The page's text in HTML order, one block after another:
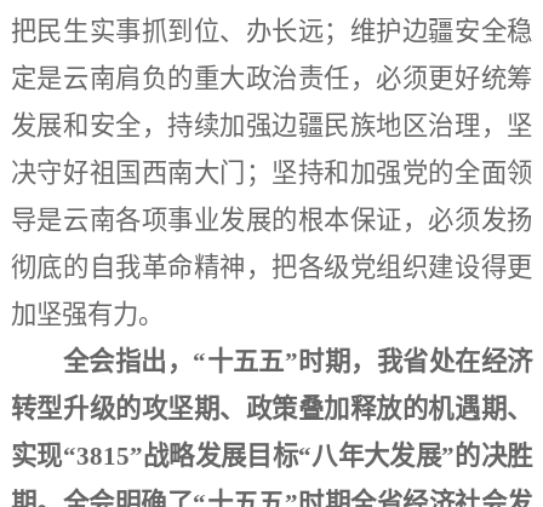
把民生实事抓到位、办长远；维护边疆安全稳
定是云南肩负的重大政治责任，必须更好统筹
发展和安全，持续加强边疆民族地区治理，坚
决守好祖国西南大门；坚持和加强党的全面领
导是云南各项事业发展的根本保证，必须发扬
彻底的自我革命精神，把各级党组织建设得更
加坚强有力。
全会指出， “十五五”时期，我省处在经济
转型升级的攻坚期、政策叠加释放的机遇期、
实现“3815”战略发展目标“八年大发展”的决胜